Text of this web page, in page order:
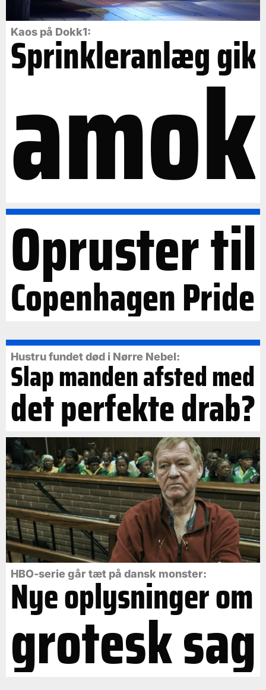
Kaos på Dokk1:
Sprinkleranlæg gik
amok
Opruster til
Copenhagen Pride
Hustru fundet død i Nørre Nebel:
Slap manden afsted med
det perfekte drab?
HBO-serie går tæt på dansk monster:
Nye oplysninger om
grotesk sag